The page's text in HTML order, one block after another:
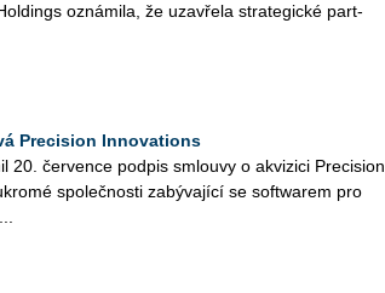
ozná­mi­la, že uza­vře­la stra­te­gic­ké part­
Precision Innovations
20. čer­ven­ce pod­pis smlou­vy o akvi­zi­ci Pre­ci­si­on
spo­leč­nos­ti za­bý­va­jí­cí se soft­warem pro